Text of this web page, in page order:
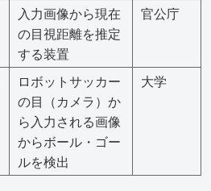
入力画像から現在
の目視距離を推定
する装置
官公庁
ロボットサッカー
の目（カメラ）か
ら入力される画像
からボール・ゴー
ルを検出
大学